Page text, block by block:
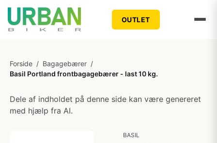
OUTLET
Forside / Bagagebærer /
Basil Portland frontbagagebærer - last 10 kg.
Dele af indholdet på denne side kan være genereret
med hjælp fra AI.
BASIL